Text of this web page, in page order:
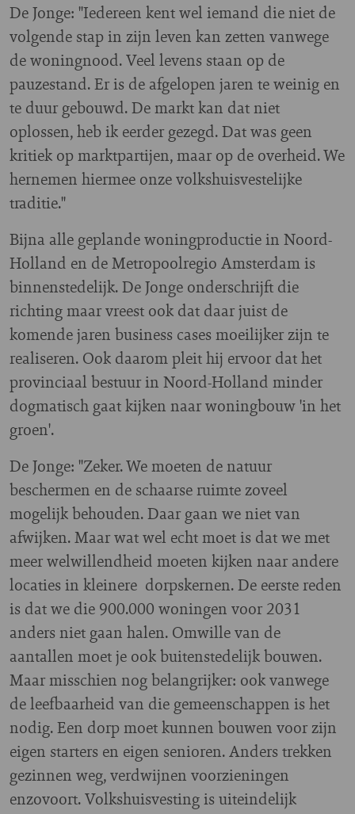
De Jonge: "Iedereen kent wel iemand die niet de
volgende stap in zijn leven kan zetten vanwege
de woningnood. Veel levens staan op de
pauzestand. Er is de afgelopen jaren te weinig en
te duur gebouwd. De markt kan dat niet
oplossen, heb ik eerder gezegd. Dat was geen
kritiek op marktpartijen, maar op de overheid. We
hernemen hiermee onze volkshuisvestelijke
traditie."
Bijna alle geplande woningproductie in Noord-
Holland en de Metropoolregio Amsterdam is
binnenstedelijk. De Jonge onderschrijft die
richting maar vreest ook dat daar juist de
komende jaren business cases moeilijker zijn te
realiseren. Ook daarom pleit hij ervoor dat het
provinciaal bestuur in Noord-Holland minder
dogmatisch gaat kijken naar woningbouw 'in het
groen'.
De Jonge: "Zeker. We moeten de natuur
beschermen en de schaarse ruimte zoveel
mogelijk behouden. Daar gaan we niet van
afwijken. Maar wat wel echt moet is dat we met
meer welwillendheid moeten kijken naar andere
locaties in kleinere dorpskernen. De eerste reden
is dat we die 900.000 woningen voor 2031
anders niet gaan halen. Omwille van de
aantallen moet je ook buitenstedelijk bouwen.
Maar misschien nog belangrijker: ook vanwege
de leefbaarheid van die gemeenschappen is het
nodig. Een dorp moet kunnen bouwen voor zijn
eigen starters en eigen senioren. Anders trekken
gezinnen weg, verdwijnen voorzieningen
enzovoort. Volkshuisvesting is uiteindelijk